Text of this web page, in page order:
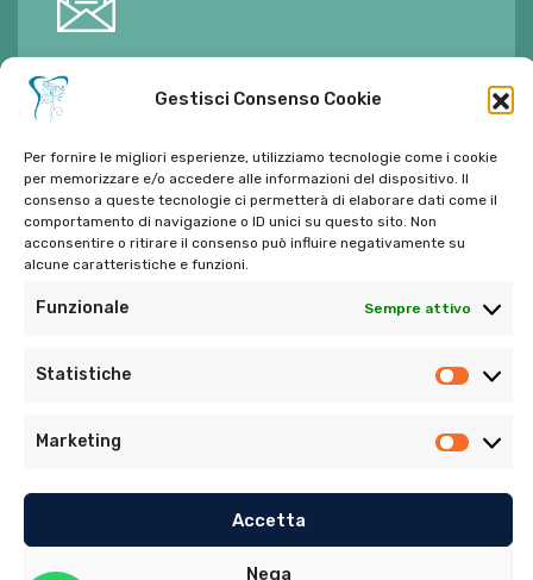
Gestisci Consenso Cookie
Per fornire le migliori esperienze, utilizziamo tecnologie come i cookie
per memorizzare e/o accedere alle informazioni del dispositivo. Il
consenso a queste tecnologie ci permetterà di elaborare dati come il
comportamento di navigazione o ID unici su questo sito. Non
acconsentire o ritirare il consenso può influire negativamente su
alcune caratteristiche e funzioni.
Funzionale Sempre attivo
Statistiche
Marketing
Accetta
Nega
Tel:06 272342
Tel:393 9810086
© Copyright 2022. Tutti i diritti riservati di Ambulatorio